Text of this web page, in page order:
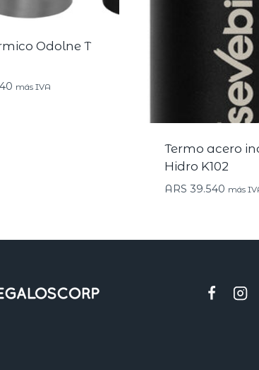
Odolne T
más IVA
Termo acero
Hidro K102
ARS 39.540 más